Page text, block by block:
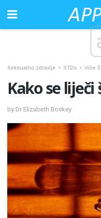
Seksualno zdravlje STDs Više
Kako se liječi
by Dr Elizabeth Boskey